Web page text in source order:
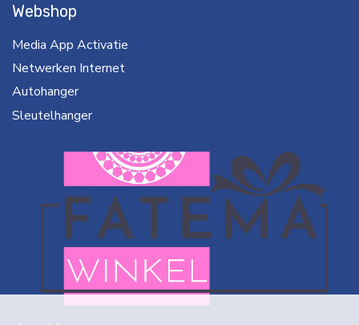
Webshop
Media App Activatie
Netwerken Internet
Autohanger
Sleutelhanger